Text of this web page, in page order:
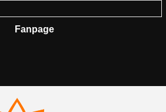
Fanpage